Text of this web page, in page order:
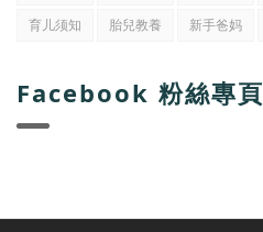
育儿须知
胎兒教養 新手爸妈
Facebook 粉絲專頁